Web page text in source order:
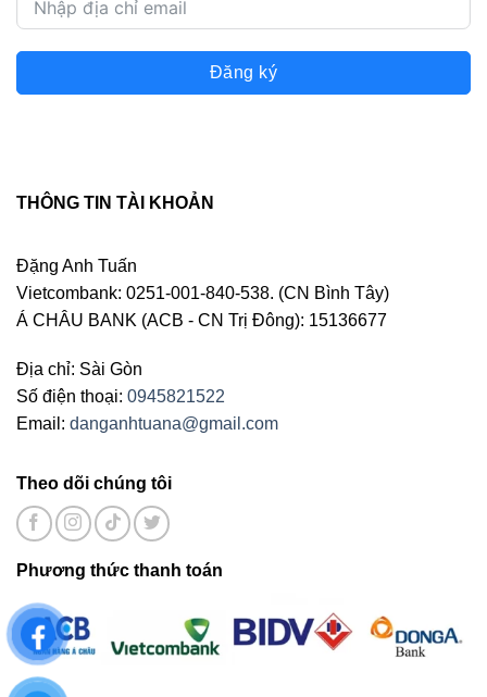
Đăng ký
THÔNG TIN TÀI KHOẢN
Đặng Anh Tuấn
Vietcombank: 0251-001-840-538. (CN Bình Tây)
Á CHÂU BANK (ACB - CN Trị Đông): 15136677
Địa chỉ: Sài Gòn
Số điện thoại: 0945821522
Email: danganhtuana@gmail.com
Theo dõi chúng tôi
Phương thức thanh toán